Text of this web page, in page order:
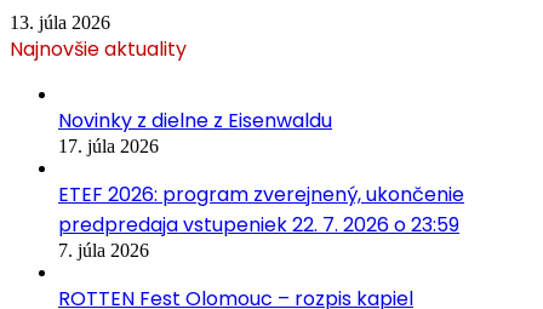
13. júla 2026
Najnovšie aktuality
Novinky z dielne z Eisenwaldu
17. júla 2026
ETEF 2026: program zverejnený, ukončenie
predpredaja vstupeniek 22. 7. 2026 o 23:59
7. júla 2026
ROTTEN Fest Olomouc – rozpis kapiel